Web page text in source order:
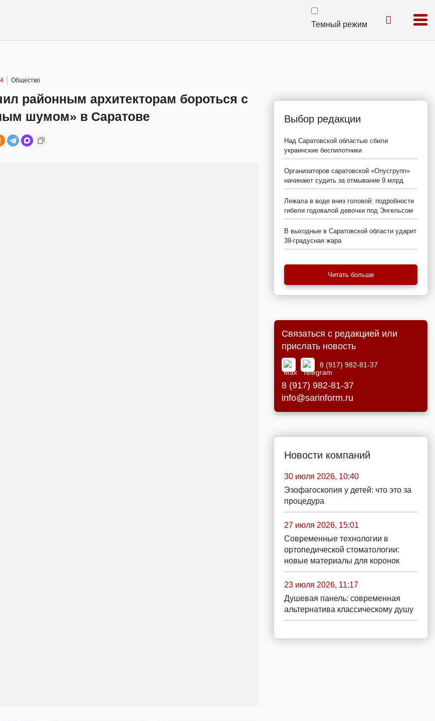
Темный режим
Общество
районным архитекторам бороться с
шумом» в Саратове
Выбор редакции
Над Саратовской областью сбили
украинские беспилотники
Организаторов саратовской «Опусгрупп»
начинают судить за отмывание 9 млрд
Лежала в воде вниз головой: подробности
гибели годовалой девочки под Энгельсом
В выходные в Саратовской области ударит
39-градусная жара
Читать больше
Связаться с редакцией или
прислать новость
8 (917) 982-81-37
8 (917) 982-81-37
info@sarinform.ru
Новости компаний
30 июля 2026, 10:40
Эзофагоскопия у детей: что это за
процедура
27 июля 2026, 15:01
Современные технологии в
ортопедической стоматологии:
новые материалы для коронок
23 июля 2026, 11:17
Душевая панель: современная
альтернатива классическому душу